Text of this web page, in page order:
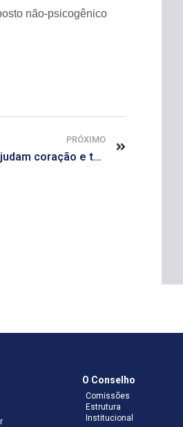
não-psicogênico
PRÓXIMO
Cerveja e vinho ajudam coração e têm poder antioxidante
O Conselho
Comissões
Estrutura
Institucional